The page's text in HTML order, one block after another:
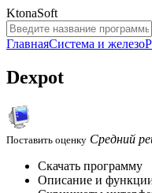
KtonaSoft
ГлавнаяСистема и железо
Dexpot
Поставить оценку Средний
Скачать программу
Описание и